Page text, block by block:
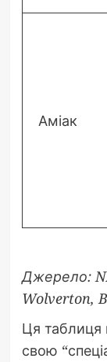
Аміак
Джерело:
Wolverton,
Ця
свою